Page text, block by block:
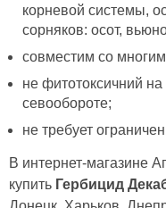
корневой системы,
сорняков: осот,
совместим со
не фитотоксичний
севообороте;
не требует
В интернет-магазине
купить Гербицид